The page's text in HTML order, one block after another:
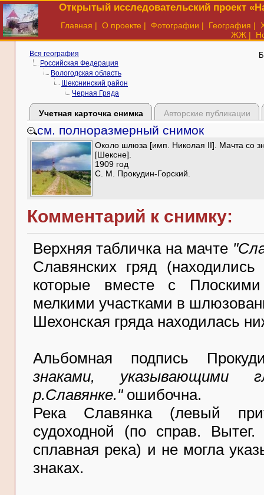
Открытый исследовательский проект
Главная | О проекте | Фотографии | География |
ЖЖ |
Вся география
Российская Федерация
Вологодская область
Шекснинский район
Черная Гряда
Учетная карточка снимка Авторские публикации
см. полноразмерный снимок
Около шлюза [имп. Николая II]. Мачта со
[Шексне].
1909 год
С. М. Прокудин-Горский.
Комментарий к снимку:
Верхняя табличка на мачте
Славянских гряд
которые вместе с
мелкими участками в
Шехонская гряда находилась
Альбомная подпись
знаками, указывающими
р.Славянке."ошибочна.
Река Славянка (левый
судоходной (по справ.
сплавная река) и не могла
знаках.